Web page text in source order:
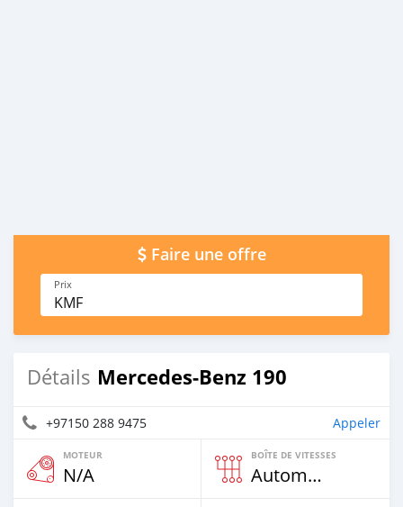
Faire une offre
Prix
KMF
Détails Mercedes-Benz 190
+97150 288 9475 Appeler
MOTEUR
N/A
BOÎTE DE VITESSES
Automatique